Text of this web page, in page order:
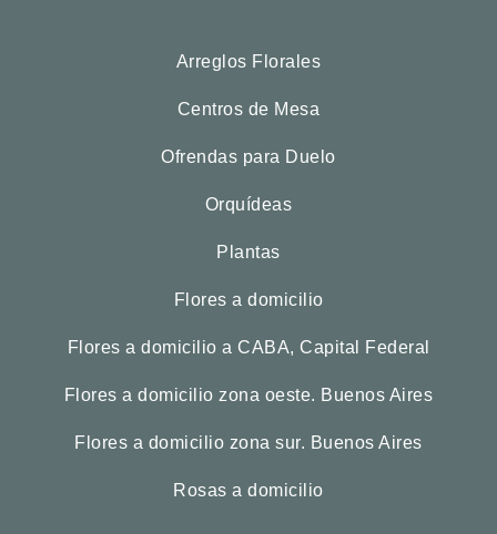
Arreglos Florales
Centros de Mesa
Ofrendas para Duelo
Orquídeas
Plantas
Flores a domicilio
Flores a domicilio a CABA, Capital Federal
Flores a domicilio zona oeste. Buenos Aires
Flores a domicilio zona sur. Buenos Aires
Rosas a domicilio